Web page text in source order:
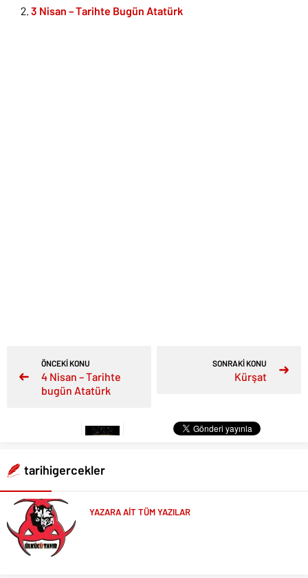
3 Nisan – Tarihte Bugün Atatürk
ÖNCEKİ KONU
4 Nisan – Tarihte
bugün Atatürk
SONRAKİ KONU
Kürşat
tarihigercekler
YAZARA AİT TÜM YAZILAR